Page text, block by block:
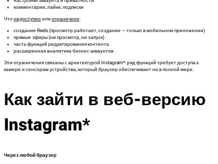
комментарии, лайки, подписки
Чтонедоступноили ограничено:
создание Reels (просмотр работает, создание — только в мобильном приложении)
прямые эфиры (ни просмотр, ни запуск)
часть функций редактирования контента
расширенная аналитика бизнес-аккаунтов
Эти ограничения связаны с архитектурой Instagram*: ряд функций требует доступа к
камере и сенсорам устройства, который браузер обеспечивает не в полной мере.
Как зайти в веб-версию
Instagram*
Через любой браузер